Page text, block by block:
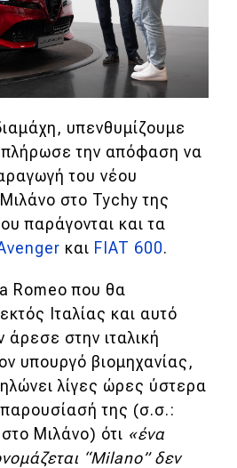
υπενθυμίζουμε
πλήρωσε την απόφαση να
του νέου
στο Tychy της
παράγονται και τα
και FIAT 600.
Romeo που θα
Ιταλίας και αυτό
άρεσε στην ιταλική
υπουργό βιομηχανίας,
λίγες ώρες ύστερα
της (σ.σ.:
Μιλάνο) ότι «ένα
“Milano” δεν